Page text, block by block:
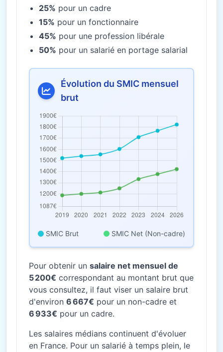
25% pour un cadre
15% pour un fonctionnaire
45% pour une profession libérale
50% pour un salarié en portage salarial
Évolution du SMIC mensuel
brut
SMIC Brut SMIC Net (Non-cadre)
Pour obtenir un salaire net mensuel de
5 200€ correspondant au montant brut que
vous consultez, il faut viser un salaire brut
d'environ 6 667€ pour un non-cadre et
6 933€ pour un cadre.
Les salaires médians continuent d'évoluer
en France. Pour un salarié à temps plein, le